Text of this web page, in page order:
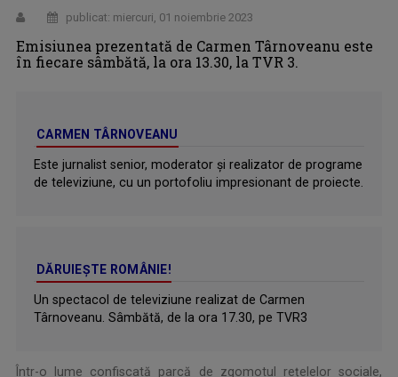
publicat: miercuri, 01 noiembrie 2023
Emisiunea prezentată de Carmen Târnoveanu este
în fiecare sâmbătă, la ora 13.30, la TVR 3.
CARMEN TÂRNOVEANU
Este jurnalist senior, moderator și realizator de programe
de televiziune, cu un portofoliu impresionant de proiecte.
DĂRUIEȘTE ROMÂNIE!
Un spectacol de televiziune realizat de Carmen
Târnoveanu. Sâmbătă, de la ora 17.30, pe TVR3
Într-o lume confiscată parcă de zgomotul rețelelor sociale,